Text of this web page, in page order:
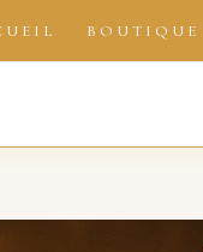
BOUTIQUE